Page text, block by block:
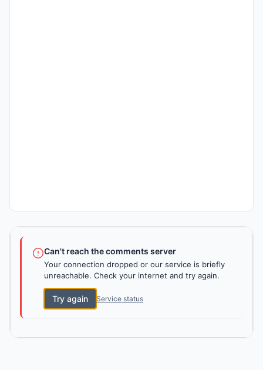
Can't reach the comments server
Your connection dropped or our service is briefly
unreachable. Check your internet and try again.
Try again Service status